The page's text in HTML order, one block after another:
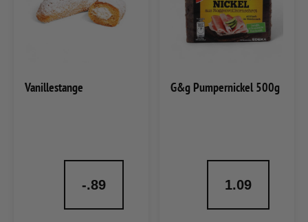
Vanillestange
-.89
G&g Pumpernickel 500g
1.09